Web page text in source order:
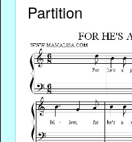
Partition